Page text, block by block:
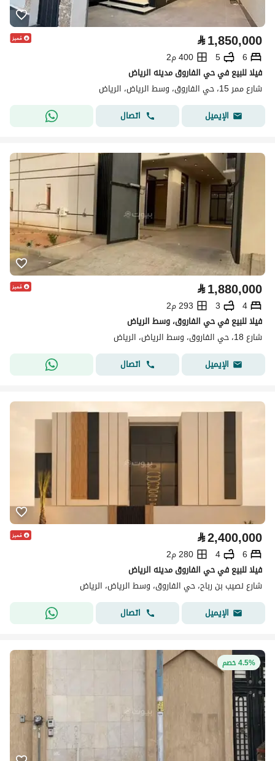
⃁1,850,000
6
5
400 م2
فيلا للبيع في حي الفاروق مدينه الرياض
شارع ممر 15، حي الفاروق، وسط الرياض، الرياض
الإيميل
اتصال
⃁1,880,000
4
3
293 م2
فيلا للبيع في حي الفاروق، وسط الرياض
شارع 18، حي الفاروق، وسط الرياض، الرياض
الإيميل
اتصال
⃁2,400,000
6
4
280 م2
فيلا للبيع في حي الفاروق مدينه الرياض
شارع نصيب بن رباح، حي الفاروق، وسط الرياض، الرياض
الإيميل
اتصال
4.5% خصم